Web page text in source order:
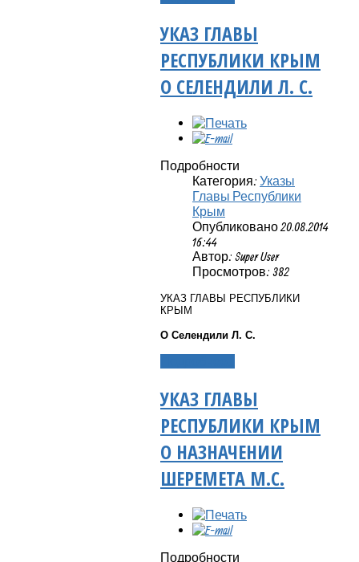
УКАЗ ГЛАВЫ
РЕСПУБЛИКИ КРЫМ
О СЕЛЕНДИЛИ Л. С.
Подробности
Категория: Указы
Главы Республики
Крым
Опубликовано 20.08.2014
16:44
Автор: Super User
Просмотров: 382
УКАЗ ГЛАВЫ РЕСПУБЛИКИ
КРЫМ
О Селендили Л. С.
УКАЗ ГЛАВЫ
РЕСПУБЛИКИ КРЫМ
О НАЗНАЧЕНИИ
ШЕРЕМЕТА М.С.
Подробности